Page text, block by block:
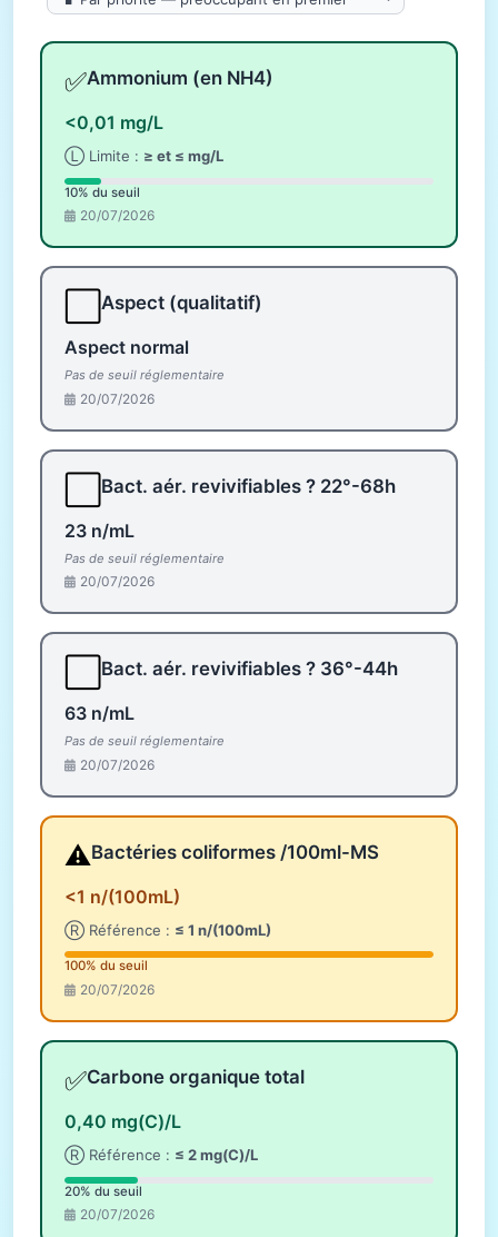
✅Ammonium (en NH4)
<0,01 mg/L
Ⓛ Limite : ≥ et ≤ mg/L
10% du seuil
20/07/2026
Aspect (qualitatif)
Aspect normal
Pas de seuil réglementaire
20/07/2026
Bact. aér. revivifiables ? 22°-68h
23 n/mL
Pas de seuil réglementaire
20/07/2026
Bact. aér. revivifiables ? 36°-44h
63 n/mL
Pas de seuil réglementaire
20/07/2026
⚠️Bactéries coliformes /100ml-MS
<1 n/(100mL)
Ⓡ Référence : ≤ 1 n/(100mL)
100% du seuil
20/07/2026
✅Carbone organique total
0,40 mg(C)/L
Ⓡ Référence : ≤ 2 mg(C)/L
20% du seuil
20/07/2026